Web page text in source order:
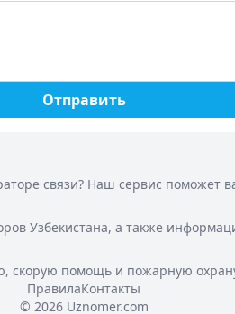
Отправить
связи? Наш сервис поможет
Узбекистана, а также
скорую помощь и пожарную
ПравилаКонтакты
© 2026 Uznomer.com